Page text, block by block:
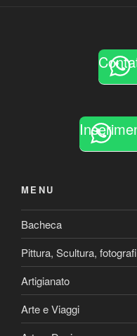
MENU
Bacheca
Pittura, Scultura,
Artigianato
Arte e Viaggi